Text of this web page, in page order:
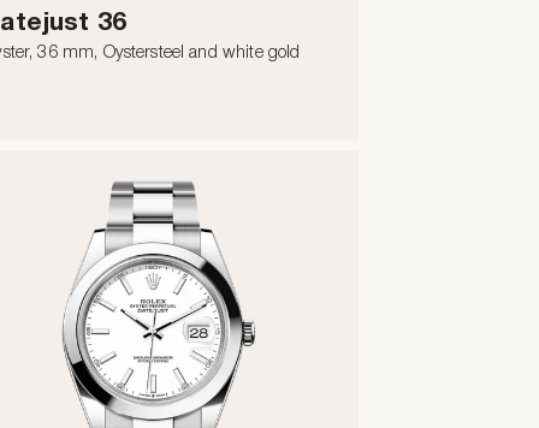
36
36 mm, Oystersteel and white gold